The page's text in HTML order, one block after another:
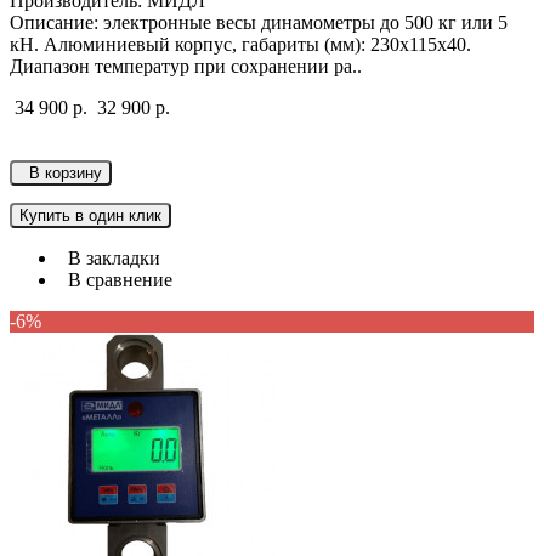
Описание: электронные весы динамометры до 500 кг или 5
кН. Алюминиевый корпус, габариты (мм): 230х115х40.
Диапазон температур при сохранении ра..
34 900 р. 32 900 р.
В корзину
Купить в один клик
В закладки
В сравнение
-6%